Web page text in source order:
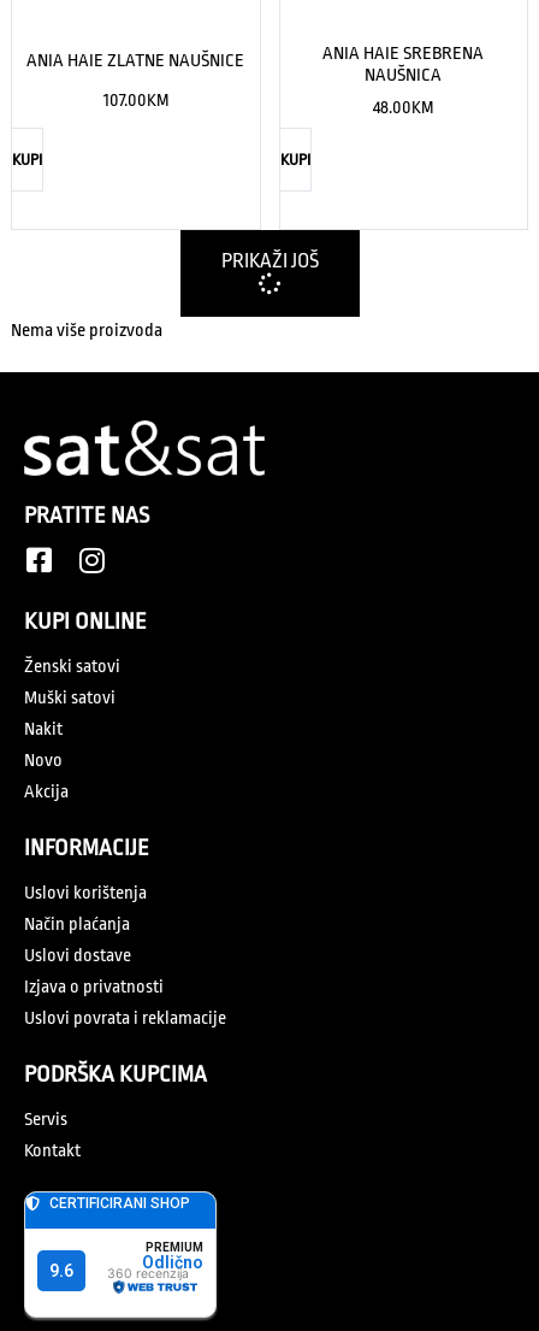
ANIA HAIE ZLATNE NAUŠNICE
107.00KM
KUPI
ANIA HAIE SREBRENA
NAUŠNICA
48.00KM
KUPI
PRIKAŽI JOŠ
Nema više proizvoda
PRATITE NAS
KUPI ONLINE
Ženski satovi
Muški satovi
Nakit
Novo
Akcija
INFORMACIJE
Uslovi korištenja
Način plaćanja
Uslovi dostave
Izjava o privatnosti
Uslovi povrata i reklamacije
PODRŠKA KUPCIMA
Servis
Kontakt